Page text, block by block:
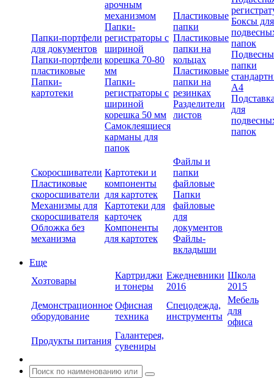
Папки-портфели
для документов
Папки-портфели
пластиковые
Папки-
картотеки
арочным
механизмом
Папки-
регистраторы с
шириной
корешка 70-80
мм
Папки-
регистраторы с
шириной
корешка 50 мм
Самоклеящиеся
карманы для
папок
Пластиковые
папки
Пластиковые
папки на
кольцах
Пластиковые
папки на
резинках
Разделители
листов
Боксы для
папок
папки
А4
для
папок
Скоросшиватели
Пластиковые
скоросшиватели
Механизмы для
скоросшивателя
Обложка без
механизма
Картотеки и
компоненты
для картотек
Картотеки для
карточек
Компоненты
для картотек
Файлы и
папки
файловые
Папки
файловые
для
документов
Файлы-
вкладыши
Еще
Хозтовары
Картриджи
и тонеры
Ежедневники
2016
Школа
2015
Демонстрационное
оборудование
Офисная
техника
Спецодежда,
инструменты
Мебель
для
офиса
Продукты питания
Галантерея,
сувениры